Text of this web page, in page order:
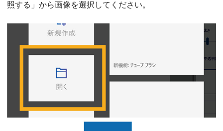
照する」から画像を選択してください。